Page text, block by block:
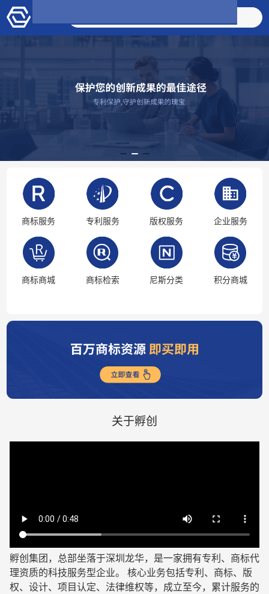
商标服务 专利服务 版权服务 企业服务
商标商城 商标检索 尼斯分类 积分商城
关于孵创
孵创集团，总部坐落于深圳龙华，是一家拥有专利、商标代
理资质的科技服务型企业。 核心业务包括专利、商标、版
权、设计、项目认定、法律维权等，成立至今，累计服务的